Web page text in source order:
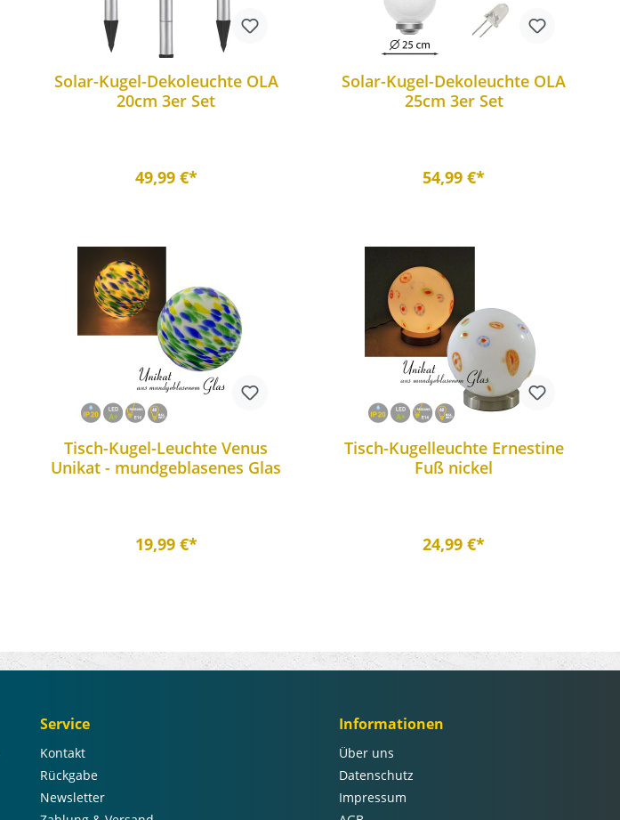
Solar-Kugel-Dekoleuchte OLA
20cm 3er Set
49,99 €*
Solar-Kugel-Dekoleuchte OLA
25cm 3er Set
54,99 €*
Tisch-Kugel-Leuchte Venus
Unikat - mundgeblasenes Glas
19,99 €*
Tisch-Kugelleuchte Ernestine
Fuß nickel
24,99 €*
Service
Kontakt
Rückgabe
Newsletter
Informationen
Über uns
Datenschutz
Impressum